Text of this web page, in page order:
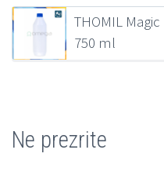
THOMIL
750 ml
Ne prezrite